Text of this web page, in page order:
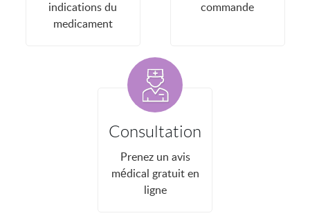
indications du
medicament
commande
Consultation
Prenez un avis
médical gratuit en
ligne